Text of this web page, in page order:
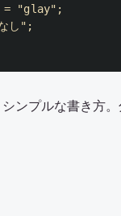
= "glay" ;
し" ;
ンプルな書き方